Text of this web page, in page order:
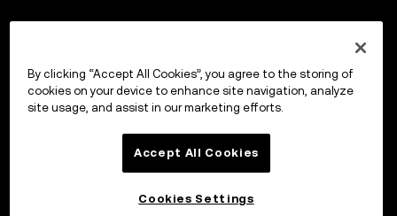
By clicking “Accept All Cookies”, you agree to the storing of
cookies on your device to enhance site navigation, analyze
site usage, and assist in our marketing efforts.
Accept All Cookies
Cookies Settings